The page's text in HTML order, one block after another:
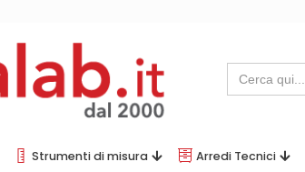
Search
for:
Strumenti di misura Arredi Tecnici